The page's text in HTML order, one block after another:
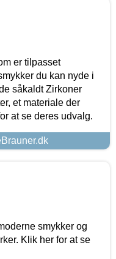
er tilpasset
du kan nyde i
såkaldt Zirkoner
et materiale der
at se deres udvalg.
smykker og
Klik her for at se